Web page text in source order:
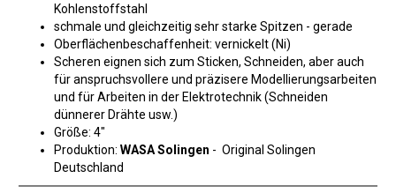
Kohlenstoffstahl
schmale und gleichzeitig sehr starke Spitzen - gerade
Oberflächenbeschaffenheit: vernickelt (Ni)
Scheren eignen sich zum Sticken, Schneiden, aber auch
für anspruchsvollere und präzisere Modellierungsarbeiten
und für Arbeiten in der Elektrotechnik (Schneiden
dünnerer Drähte usw.)
Größe: 4"
Produktion: WASA Solingen - Original Solingen
Deutschland